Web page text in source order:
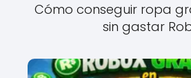
Cómo conseguir ropa
sin gastar